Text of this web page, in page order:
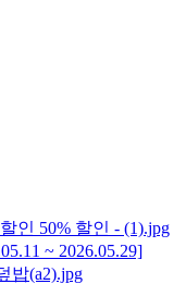
~ 2026.05.29]